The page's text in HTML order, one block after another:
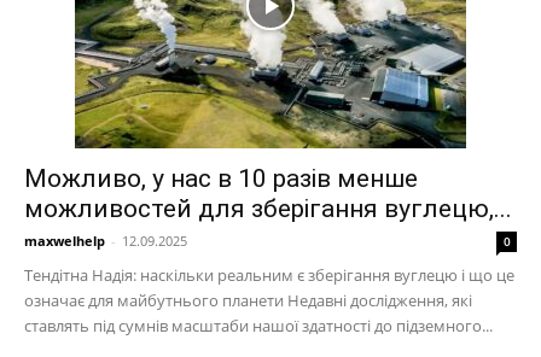
Можливо, у нас в 10 разів менше
можливостей для зберігання вуглецю,...
maxwelhelp - 12.09.2025 0
Тендітна Надія: наскільки реальним є зберігання вуглецю і що це
означає для майбутнього планети Недавні дослідження, які
ставлять під сумнів масштаби нашої здатності до підземного...